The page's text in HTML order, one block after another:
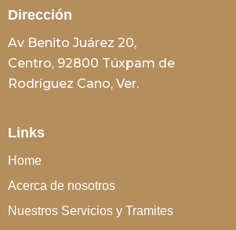
Dirección
Av Benito Juárez 20,
Centro, 92800 Túxpam de
Rodríguez Cano, Ver.
Links
Home
Acerca de nosotros
Nuestros Servicios y Tramites